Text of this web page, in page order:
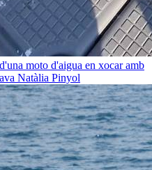
moto d'aigua en xocar amb
Natàlia Pinyol